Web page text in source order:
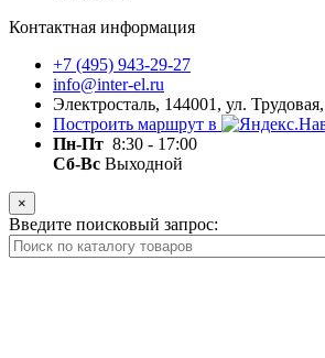
Контактная информация
+7 (495) 943-29-27
info@inter-el.ru
Электросталь, 144001, ул.
Построить маршрут в
Пн-Пт 8:30 - 17:00
Сб-Вс Выходной
×
Введите поисковый запрос: